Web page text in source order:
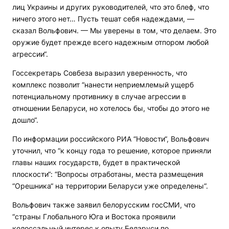
лиц Украины и других руководителей, что это блеф, что
ничего этого нет… Пусть тешат себя надеждами, —
сказал Вольфович. — Мы уверены в том, что делаем. Это
оружие будет прежде всего надежным отпором любой
агрессии“.
Госсекретарь Совбеза выразил уверенность, что
комплекс позволит “нанести неприемлемый ущерб
потенциальному противнику в случае агрессии в
отношении Беларуси, но хотелось бы, чтобы до этого не
дошло“.
По информации российского РИА “Новости“, Вольфович
уточнил, что “к концу года то решение, которое приняли
главы наших государств, будет в практической
плоскости“: “Вопросы отработаны, места размещения
“Орешника“ на территории Беларуси уже определены“.
Вольфович также заявил белорусским госСМИ, что
“страны Глобального Юга и Востока проявили